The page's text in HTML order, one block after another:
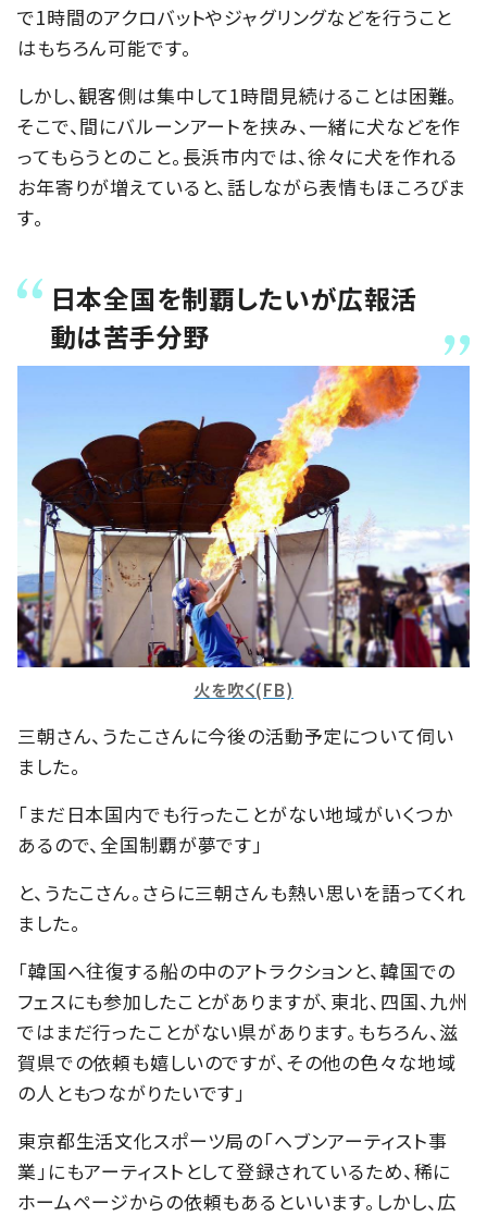
で1時間のアクロバットやジャグリングなどを行うこと
はもちろん可能です。
しかし、観客側は集中して1時間見続けることは困難。
そこで、間にバルーンアートを挟み、一緒に犬などを作
ってもらうとのこと。長浜市内では、徐々に犬を作れる
お年寄りが増えていると、話しながら表情もほころびま
す。
日本全国を制覇したいが広報活
動は苦手分野
火を吹く(FB)
三朝さん、うたこさんに今後の活動予定について伺い
ました。
「まだ日本国内でも行ったことがない地域がいくつか
あるので、全国制覇が夢です」
と、うたこさん。さらに三朝さんも熱い思いを語ってくれ
ました。
「韓国へ往復する船の中のアトラクションと、韓国での
フェスにも参加したことがありますが、東北、四国、九州
ではまだ行ったことがない県があります。もちろん、滋
賀県での依頼も嬉しいのですが、その他の色々な地域
の人ともつながりたいです」
東京都生活文化スポーツ局の「ヘブンアーティスト事
業」にもアーティストとして登録されているため、稀に
ホームページからの依頼もあるといいます。しかし、広